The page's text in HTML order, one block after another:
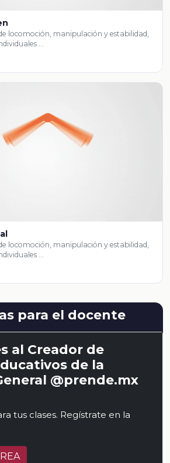
locomoción, manipulación y estabilidad,
…
locomoción, manipulación y estabilidad,
…
para el docente
al Creador de
de la
@prende.mx
tus clases. Regístrate en la